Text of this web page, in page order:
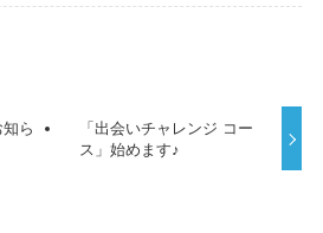
ら
「出会いチャレンジ コー
ス」始めます♪